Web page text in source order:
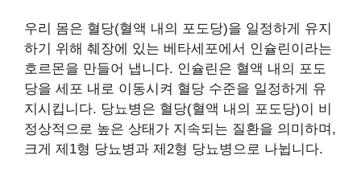
우리 몸은 혈당(혈액 내의 포도당)을 일정하게 유지
하기 위해 췌장에 있는 베타세포에서 인슐린이라는
호르몬을 만들어 냅니다. 인슐린은 혈액 내의 포도
당을 세포 내로 이동시켜 혈당 수준을 일정하게 유
지시킵니다. 당뇨병은 혈당(혈액 내의 포도당)이 비
정상적으로 높은 상태가 지속되는 질환을 의미하며,
크게 제1형 당뇨병과 제2형 당뇨병으로 나뉩니다.